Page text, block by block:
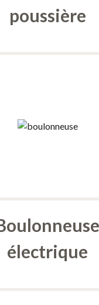
poussière
électrique